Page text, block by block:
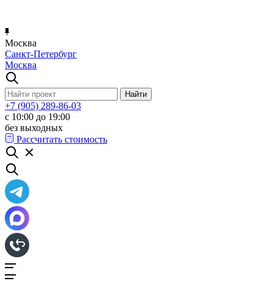
Москва
Санкт-Петербург
Москва
+7 (905) 289-86-03
с 10:00 до 19:00
без выходных
Рассчитать стоимость